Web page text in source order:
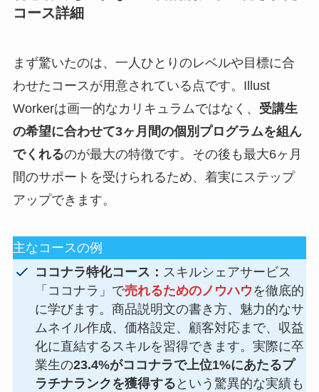
コース詳細
まず驚いたのは、一人ひとりのレベルや目標に合
わせたコースが用意されている点です。Illust
Workerは画一的なカリキュラムではなく、 受講生
の希望に合わせて3ヶ月間の個別プログラムを組ん
でくれるのが最大の特徴です。その後も最大6ヶ月
間のサポートを受けられるため、着実にステップ
アップできます。
主なコースの例
ココナラ特化コース： スキルシェアサービス
「ココナラ」で売れるためのノウハウを徹底的
に学びます。商品説明文の書き方、魅力的なサ
ムネイル作成、価格設定、顧客対応まで、収益
化に直結するスキルを習得できます。実際に卒
業生の23.4%がココナラで上位1%にあたるプ
ラチナランクを獲得する という驚異的な実績も